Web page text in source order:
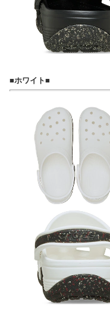
■ホワイト■